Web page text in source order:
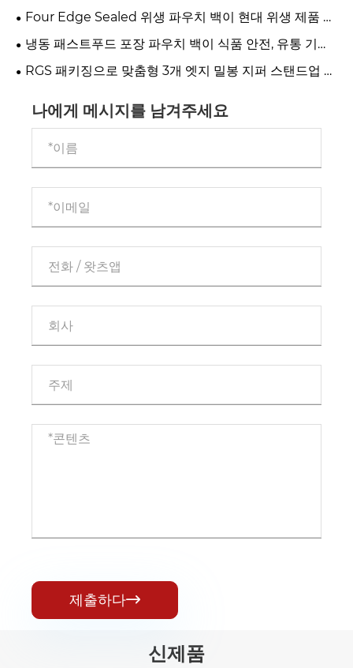
토트백을 선택하는 이유는 무엇입니까?
Four Edge Sealed 위생 파우치 백이 현대 위생 제품 포
장을 위한 최고의 선택이 되는 이유
냉동 패스트푸드 포장 파우치 백이 식품 안전, 유통 기한
및 브랜드 가치를 어떻게 향상시킬 수 있습니까?
RGS 패키징으로 맞춤형 3개 엣지 밀봉 지퍼 스탠드업 파
나에게 메시지를 남겨주세요
제출하다
신제품